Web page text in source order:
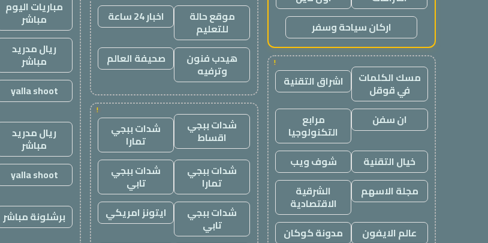
اركان سياحة وسفر
!
مسك الكلمات
في قوقل اشراق التقنية
ان سفن مرابع
التكنولوجيا
خيال التقنية
شوف ويب
مجلة الاسهم
الشرقية
الاقتصادية
عالم الايفون
مدونة كوكان
موقع حالة
للتعليم
اخبار 24 ساعة
هيدب فنون
وترفيه
صحيفة العالم
!
شدات ببجي
اقساط شدات ببجي
تمارا
شدات ببجي
تمارا
شدات ببجي
تابي
شدات ببجي
تابي
ايتونز امريكي
مباريات اليوم
مباشر
ريال مدريد
مباشر
yalla shoot
ريال مدريد
مباشر
yalla shoot
برشلونة مباشر